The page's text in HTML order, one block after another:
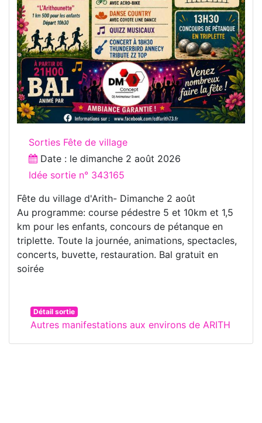
Sorties Fête de village
Date : le dimanche 2 août 2026
Idée sortie n° 343165
Fête du village d'Arith- Dimanche 2 août
Au programme: course pédestre 5 et 10km et 1,5
km pour les enfants, concours de pétanque en
triplette. Toute la journée, animations, spectacles,
concerts, buvette, restauration. Bal gratuit en
soirée
Détail sortie
Autres manifestations aux environs de ARITH